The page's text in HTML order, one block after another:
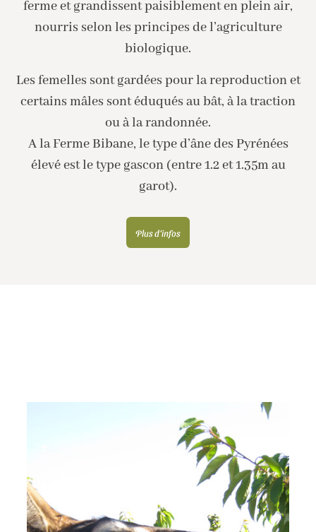
ferme et grandissent paisiblement en plein air,
nourris selon les principes de l’agriculture
biologique.
Les femelles sont gardées pour la reproduction et
certains mâles sont éduqués au bât, à la traction
ou à la randonnée.
A la Ferme Bibane, le type d’âne des Pyrénées
élevé est le type gascon (entre 1.2 et 1.35m au
garot).
Plus d'infos